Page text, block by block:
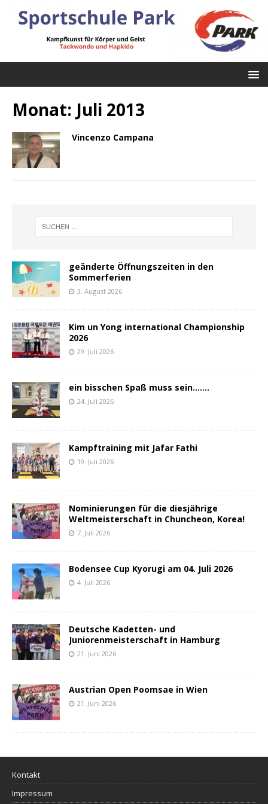
Monat: Juli 2013
Vincenzo Campana
geänderte Öffnungszeiten in den
Sommerferien
3. August 2026
Kim un Yong international Championship
2026
29. Juli 2026
ein bisschen Spaß muss sein…….
24. Juli 2026
Kampftraining mit Jafar Fathi
19. Juli 2026
Nominierungen für die diesjährige
Weltmeisterschaft in Chuncheon, Korea!
7. Juli 2026
Bodensee Cup Kyorugi am 04. Juli 2026
4. Juli 2026
Deutsche Kadetten- und
Juniorenmeisterschaft in Hamburg
21. Juni 2026
Austrian Open Poomsae in Wien
21. Juni 2026
Kontakt
Impressum